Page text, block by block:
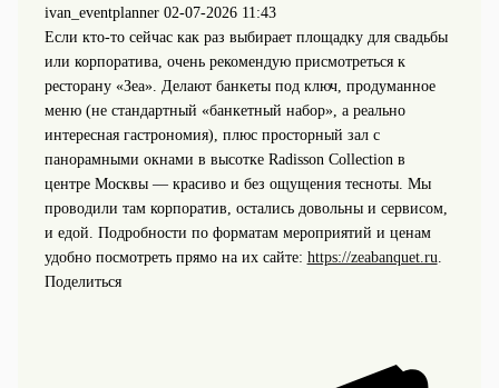
ivan_eventplanner 02-07-2026 11:43
Если кто-то сейчас как раз выбирает площадку для свадьбы
или корпоратива, очень рекомендую присмотреться к
ресторану «Зеа». Делают банкеты под ключ, продуманное
меню (не стандартный «банкетный набор», а реально
интересная гастрономия), плюс просторный зал с
панорамными окнами в высотке Radisson Collection в
центре Москвы — красиво и без ощущения тесноты. Мы
проводили там корпоратив, остались довольны и сервисом,
и едой. Подробности по форматам мероприятий и ценам
удобно посмотреть прямо на их сайте: https://zeabanquet.ru
Поделиться